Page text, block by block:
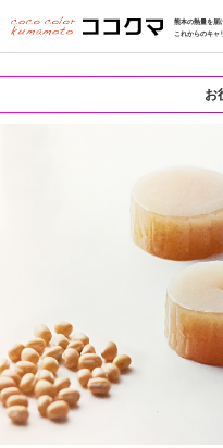
熊本の熱量を届
これからのキャ
お